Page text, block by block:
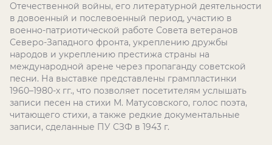
Отечественной войны, его литературной деятельности
в довоенный и послевоенный период, участию в
военно-патриотической работе Совета ветеранов
Северо-Западного фронта, укреплению дружбы
народов и укреплению престижа страны на
международной арене через пропаганду советской
песни. На выставке представлены грампластинки
1960–1980-х гг., что позволяет посетителям услышать
записи песен на стихи М. Матусовского, голос поэта,
читающего стихи, а также редкие документальные
записи, сделанные ПУ СЗФ в 1943 г.